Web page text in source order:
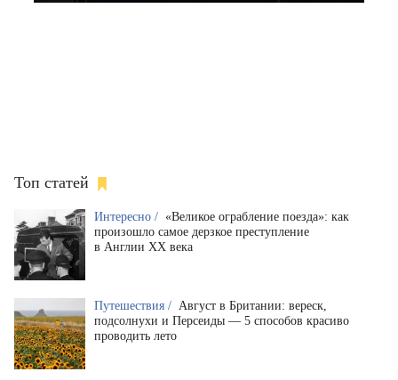
Топ статей
Интересно / «Великое ограбление поезда»: как
произошло самое дерзкое преступление
в Англии XX века
Путешествия / Август в Британии: вереск,
подсолнухи и Персеиды — 5 способов красиво
проводить лето